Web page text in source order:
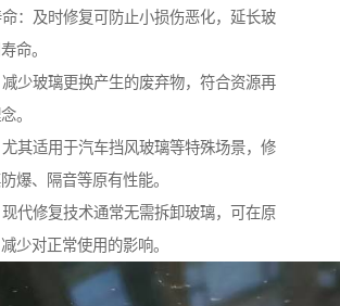
：及时修复可防止小损伤恶化，延长玻
命。
少玻璃更换产生的废弃物，符合资源再
。
其适用于汽车挡风玻璃等特殊场景，修
爆、隔音等原有性能。
代修复技术通常无需拆卸玻璃，可在原
少对正常使用的影响。